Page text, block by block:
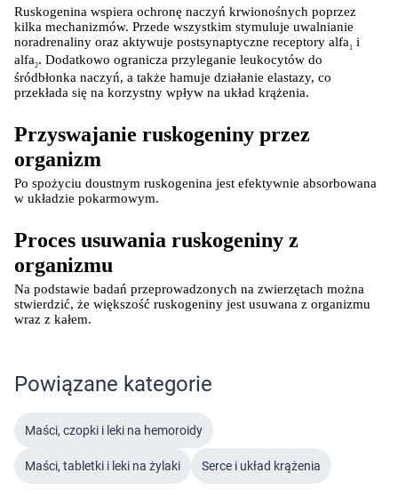
Ruskogenina wspiera ochronę naczyń krwionośnych poprzez
kilka mechanizmów. Przede wszystkim stymuluje uwalnianie
noradrenaliny oraz aktywuje postsynaptyczne receptory alfa1 i
alfa2. Dodatkowo ogranicza przyleganie leukocytów do
śródbłonka naczyń, a także hamuje działanie elastazy, co
przekłada się na korzystny wpływ na układ krążenia.
Przyswajanie ruskogeniny przez
organizm
Po spożyciu doustnym ruskogenina jest efektywnie absorbowana
w układzie pokarmowym.
Proces usuwania ruskogeniny z
organizmu
Na podstawie badań przeprowadzonych na zwierzętach można
stwierdzić, że większość ruskogeniny jest usuwana z organizmu
wraz z kałem.
Powiązane kategorie
Maści, czopki i leki na hemoroidy
Maści, tabletki i leki na żylaki Serce i układ krążenia